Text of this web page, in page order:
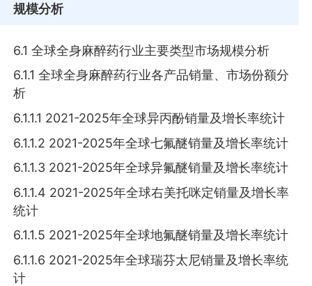
规模分析
6.1 全球全身麻醉药行业主要类型市场规模分析
6.1.1 全球全身麻醉药行业各产品销量、市场份额分
析
6.1.1.1 2021-2025年全球异丙酚销量及增长率统计
6.1.1.2 2021-2025年全球七氟醚销量及增长率统计
6.1.1.3 2021-2025年全球异氟醚销量及增长率统计
6.1.1.4 2021-2025年全球右美托咪定销量及增长率
统计
6.1.1.5 2021-2025年全球地氟醚销量及增长率统计
6.1.1.6 2021-2025年全球瑞芬太尼销量及增长率统
计